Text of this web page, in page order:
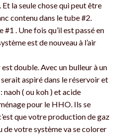
la seule chose qui peut être
contenu dans le tube #2.
. Une fois qu’il est passé en
est de nouveau à l’air
double. Avec un bulleur à un
aspiré dans le réservoir et
( ou koh ) et acide
pour le HHO. Ils se
que votre production de gaz
de votre système va se colorer